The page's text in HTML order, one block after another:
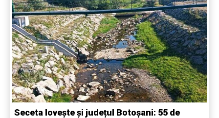
Seceta lovește și județul Botoșani: 55 de